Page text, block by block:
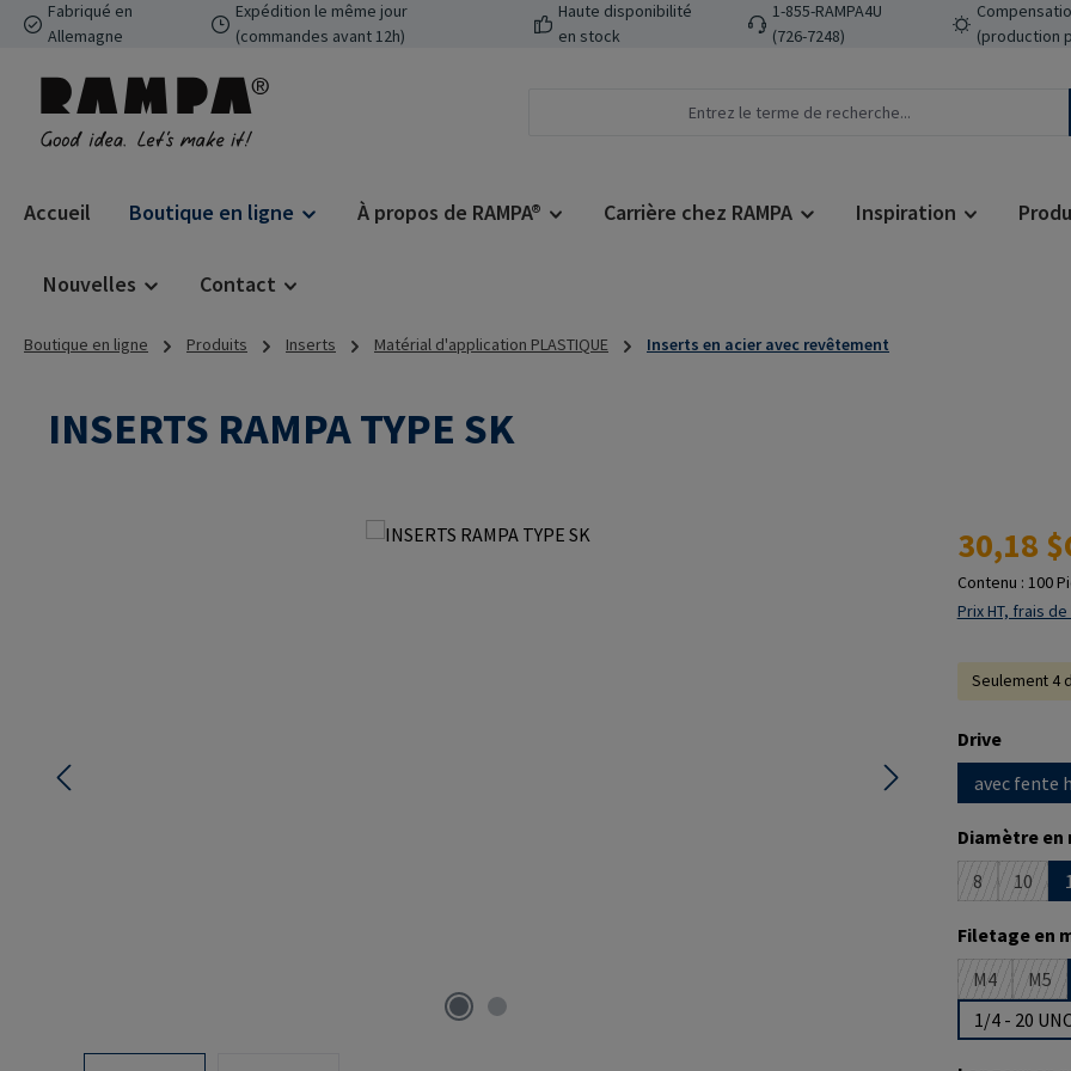
au contenu principal
Passer à la recherche
Passer à la navigation principale
Fabriqué en
Allemagne
Expédition le même jour
(commandes avant 12h)
Haute disponibilité
en stock
1-855-RAMPA4U
(726-7248)
(production
Accueil Boutique en ligne À propos de RAMPA® Carrière chez RAMPA Inspiration
Nouvelles Contact
Boutique en ligne Produits Inserts Matérial d'application PLASTIQUE Inserts en acier avec revêtement
INSERTS RAMPA TYPE SK
Prix régulier :
30,18
Contenu : 100
Prix HT, frais
Seulement 4
Sélectionnez
Drive
avec fente
Diamètre en
8
(Cette
10
(Cette
Filetage en
M4
(Cette
M5
1/4 - 20